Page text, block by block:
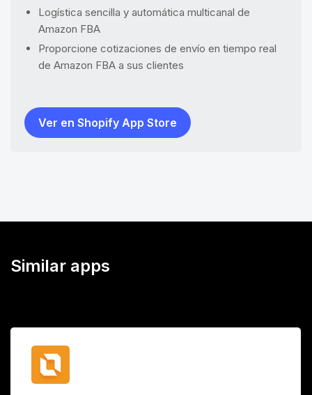
Logística sencilla y automática multicanal de
Amazon FBA
Proporcione cotizaciones de envío en tiempo real
de Amazon FBA a sus clientes
Ver en Shopify App Store
Similar apps